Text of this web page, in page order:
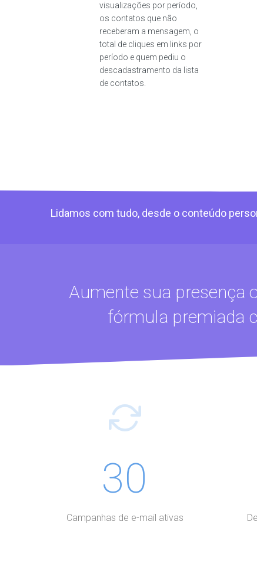
visualizações por período,
os contatos que não
receberam a mensagem, o
total de cliques em links por
período e quem pediu o
descadastramento da lista
de contatos.
Lidamos com tudo, desde o conteúdo
Aumente sua presença
fórmula premiada
30
Campanhas de e-mail ativas